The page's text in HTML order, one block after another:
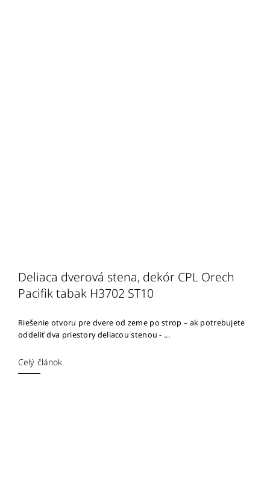
Deliaca dverová stena, dekór CPL Orech
Pacifik tabak H3702 ST10
Riešenie otvoru pre dvere od zeme po strop – ak potrebujete
oddeliť dva priestory deliacou stenou - ...
Celý článok